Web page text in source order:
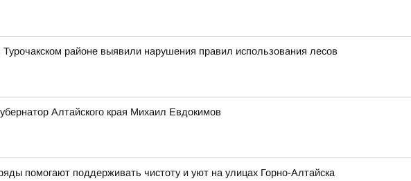
районе выявили нарушения правил использования лесов
Алтайского края Михаил Евдокимов
помогают поддерживать чистоту и уют на улицах Горно-Алтайска